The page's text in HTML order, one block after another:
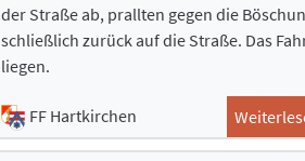
der Straße ab, prallten gegen die
schließlich zurück auf die Straße. Das
liegen.
FF Hartkirchen